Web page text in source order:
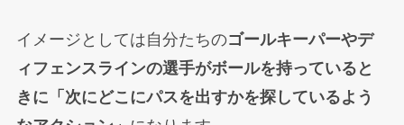
イメージとしては自分たちのゴールキーパーやデ
ィフェンスラインの選手がボールを持っていると
きに「次にどこにパスを出すかを探しているよう